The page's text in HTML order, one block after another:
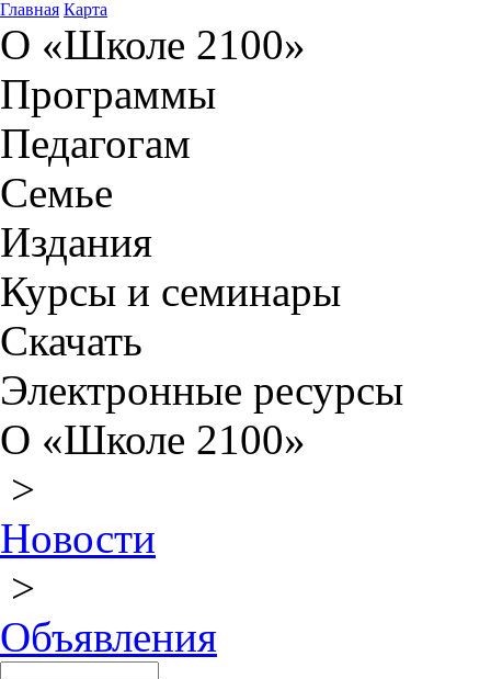
Главная Карта
О «Школе 2100»
Программы
Педагогам
Семье
Издания
Курсы и семинары
Скачать
Электронные ресурсы
О «Школе 2100»
>
Новости
>
Объявления